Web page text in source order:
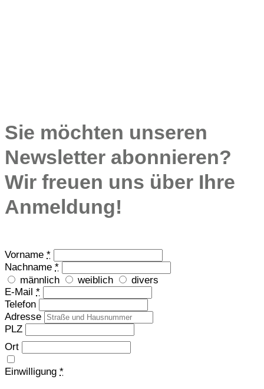
Sie möchten unseren
Newsletter abonnieren?
Wir freuen uns über Ihre
Anmeldung!
Vorname *
Nachname *
männlich
weiblich
divers
E-Mail *
Telefon
Adresse
PLZ
Ort
Einwilligung *